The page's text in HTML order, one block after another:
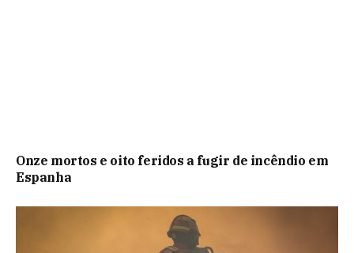
Onze mortos e oito feridos a fugir de incêndio em
Espanha